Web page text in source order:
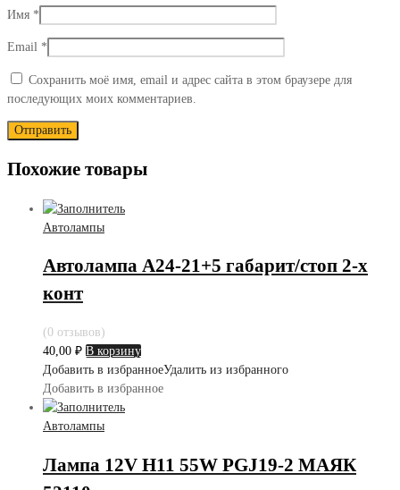
Имя *
Email *
Сохранить моё имя, email и адрес сайта в этом браузере для
последующих моих комментариев.
Похожие товары
Автолампы
Автолампа А24-21+5 габарит/стоп 2-х
конт
(0 отзывов)
40,00 ₽ В корзину
Добавить в избранноеУдалить из избранного
Добавить в избранное
Автолампы
Лампа 12V H11 55W PGJ19-2 МАЯК